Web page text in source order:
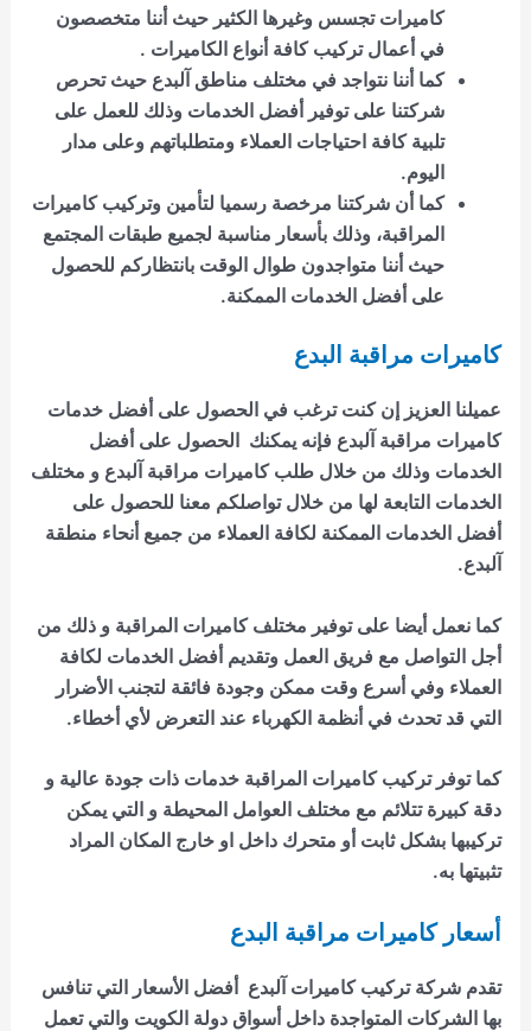
كاميرات تجسس وغيرها الكثير حيث أننا متخصصون
في أعمال تركيب كافة أنواع الكاميرات .
كما أننا نتواجد في مختلف مناطق آلبدع حيث تحرص
شركتنا على توفير أفضل الخدمات وذلك للعمل على
تلبية كافة احتياجات العملاء ومتطلباتهم وعلى مدار
اليوم.
كما أن شركتنا مرخصة رسميا لتأمين وتركيب كاميرات
المراقبة، وذلك بأسعار مناسبة لجميع طبقات المجتمع
حيث أننا متواجدون طوال الوقت بانتظاركم للحصول
على أفضل الخدمات الممكنة.
كاميرات مراقبة البدع
عميلنا العزيز إن كنت ترغب في الحصول على أفضل خدمات
كاميرات مراقبة آلبدع فإنه يمكنك الحصول على أفضل
الخدمات وذلك من خلال طلبكاميرات مراقبة آلبدع و مختلف
الخدمات التابعة لها من خلال تواصلكم معنا للحصول على
أفضل الخدمات الممكنة لكافة العملاء من جميع أنحاء منطقة
آلبدع.
كما نعمل أيضا على توفير مختلف كاميرات المراقبة و ذلك من
أجل التواصل مع فريق العمل وتقديم أفضل الخدمات لكافة
العملاء وفي أسرع وقت ممكن وجودة فائقة لتجنب الأضرار
التي قد تحدث في أنظمة الكهرباء عند التعرض لأي أخطاء.
كما توفرتركيب كاميرات المراقبة خدمات ذات جودة عالية و
دقة كبيرة تتلائم مع مختلف العوامل المحيطة و التي يمكن
تركيبها بشكل ثابت أو متحرك داخل او خارج المكان المراد
تثبيتها به.
أسعار كاميرات مراقبة البدع
تقدم شركة تركيب كاميرات آلبدع أفضل الأسعار التي تنافس
بها الشركات المتواجدة داخل أسواق دولة الكويت والتي تعمل